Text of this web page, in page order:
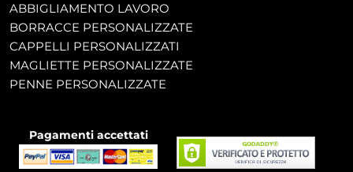
ABBIGLIAMENTO LAVORO
BORRACCE PERSONALIZZATE
CAPPELLI PERSONALIZZATI
MAGLIETTE PERSONALIZZATE
PENNE PERSONALIZZATE
Pagamenti accettati